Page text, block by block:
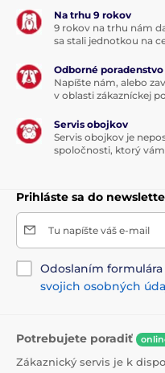
Na trhu 9 rokov
9 rokov na trhu nám
sa stali jednotkou na
Odborné poradenstvo
Napíšte nám, alebo
v oblasti zákazníckej
Servis obojkov
Servis obojkov je
spoločnosti, ktorý
Prihláste sa do
Tu napíšte váš e-mail
Odoslaním formulára
svojich osobných
Potrebujete poradiť
Zákaznický servis je k